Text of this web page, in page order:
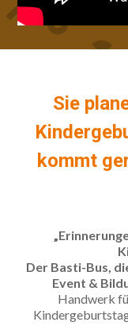
Sie
kommt
Der Basti-Bus,
Event &
Handwerk
⭐️Der